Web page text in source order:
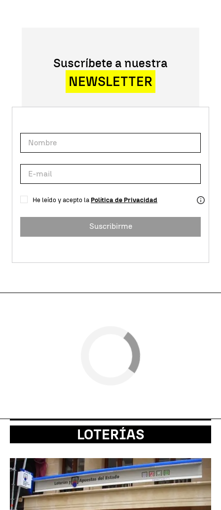
Suscríbete a nuestra
NEWSLETTER
He leído y acepto la Política de Privacidad
Suscribirme
LOTERÍAS